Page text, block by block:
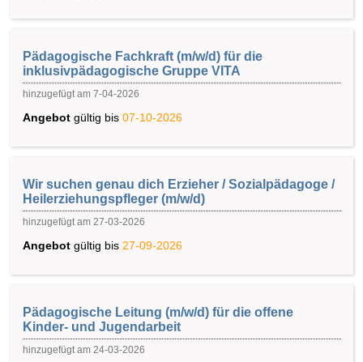
Pädagogische Fachkraft (m/w/d) für die
inklusivpädagogische Gruppe VITA
hinzugefügt am 7-04-2026
Angebot gültig bis 07-10-2026
Wir suchen genau dich Erzieher / Sozialpädagoge /
Heilerziehungspfleger (m/w/d)
hinzugefügt am 27-03-2026
Angebot gültig bis 27-09-2026
Pädagogische Leitung (m/w/d) für die offene
Kinder- und Jugendarbeit
hinzugefügt am 24-03-2026